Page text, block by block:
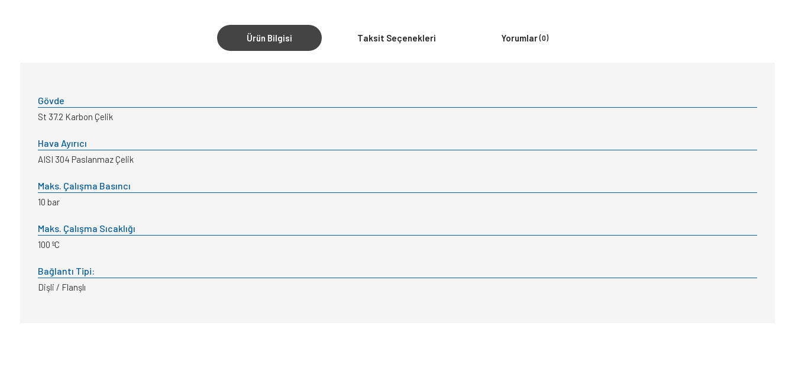
Ürün Bilgisi Taksit Seçenekleri Yorumlar(0)
Gövde
St 37.2 Karbon Çelik
Hava Ayırıcı
AISI 304 Paslanmaz Çelik
Maks. Çalışma Basıncı
10 bar
Maks. Çalışma Sıcaklığı
100 ºC
Bağlantı Tipi:
Dişli / Flanşlı